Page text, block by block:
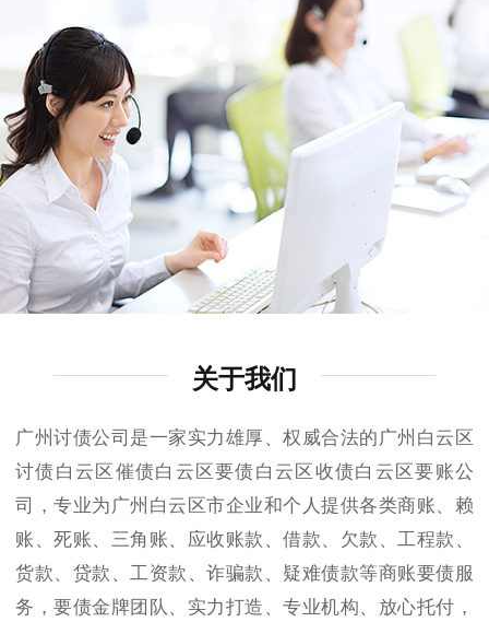
关于我们
广州讨债公司是一家实力雄厚、权威合法的广州白云区
讨债白云区催债白云区要债白云区收债白云区要账公
司，专业为广州白云区市企业和个人提供各类商账、赖
账、死账、三角账、应收账款、借款、欠款、工程款、
货款、贷款、工资款、诈骗款、疑难债款等商账要债服
务，要债金牌团队、实力打造、专业机构、放心托付，